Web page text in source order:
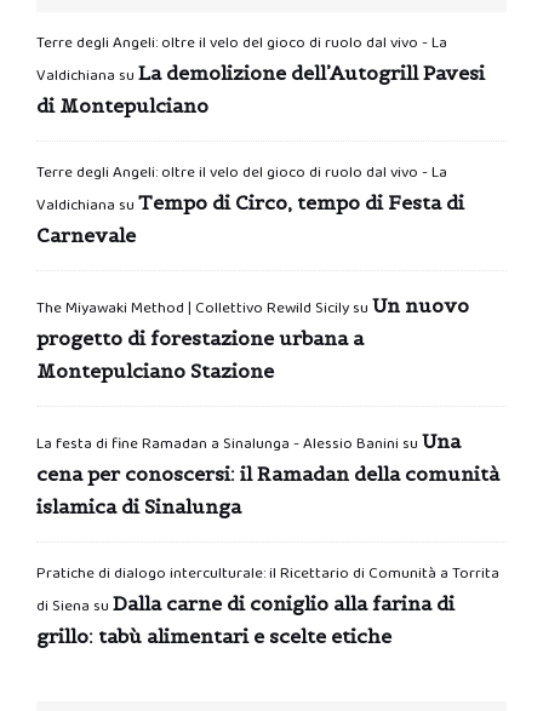
Terre degli Angeli: oltre il velo del gioco di ruolo dal vivo - La
Valdichiana su La demolizione dell’Autogrill Pavesi
di Montepulciano
Terre degli Angeli: oltre il velo del gioco di ruolo dal vivo - La
Valdichiana su Tempo di Circo, tempo di Festa di
Carnevale
The Miyawaki Method | Collettivo Rewild Sicilysu Un nuovo
progetto di forestazione urbana a
Montepulciano Stazione
La festa di fine Ramadan a Sinalunga - Alessio Banini su Una
cena per conoscersi: il Ramadan della comunità
islamica di Sinalunga
Pratiche di dialogo interculturale: il Ricettario di Comunità a Torrita
di Siena su Dalla carne di coniglio alla farina di
grillo: tabù alimentari e scelte etiche